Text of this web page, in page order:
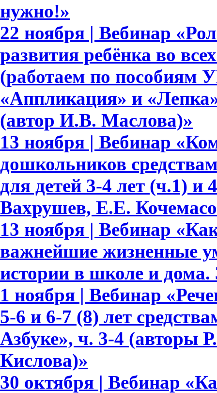
нужно!»
22 ноября | Вебинар
развития ребёнка во
(работаем по пособиям
«Аппликация» и
(автор И.В. Маслова)»
13 ноября | Вебинар
дошкольников
для детей 3-4 лет (ч.1)
Вахрушев, Е.Е.
13 ноября | Вебинар
важнейшие жизненные
истории в школе и дома.
1 ноября | Вебинар
5-6 и 6-7 (8) лет
Азбуке», ч. 3-4 (авторы
Кислова)»
30 октября | Вебинар